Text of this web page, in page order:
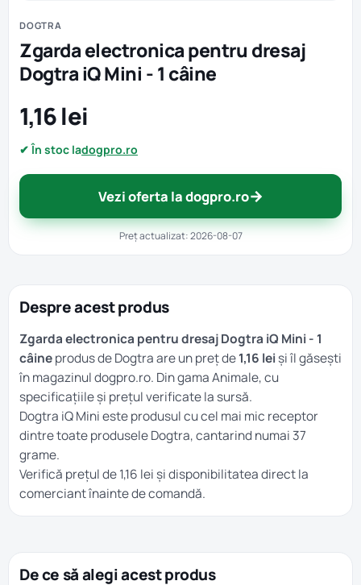
DOGTRA
Zgarda electronica pentru dresaj
Dogtra iQ Mini - 1 câine
1,16 lei
✔ În stoc ladogpro.ro
Vezi oferta la dogpro.ro→
Preț actualizat: 2026-08-07
Despre acest produs
Zgarda electronica pentru dresaj Dogtra iQ Mini - 1
câineprodus de Dogtra are un preț de1,16 lei și îl găsești
în magazinul dogpro.ro. Din gamaAnimale, cu
specificațiile și prețul verificate la sursă.
Dogtra iQ Mini este produsul cu cel mai mic receptor
dintre toate produsele Dogtra, cantarind numai 37
grame.
Verifică prețul de 1,16 lei și disponibilitatea direct la
comerciant înainte de comandă.
De ce să alegi acest produs